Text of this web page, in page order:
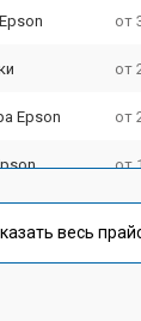
от
от
Epson от
от
от
весь